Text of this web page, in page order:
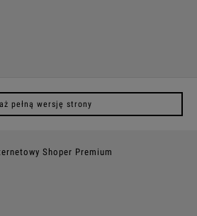
podwójne z uziemieniem
pełną wersję strony
Shoper Premium